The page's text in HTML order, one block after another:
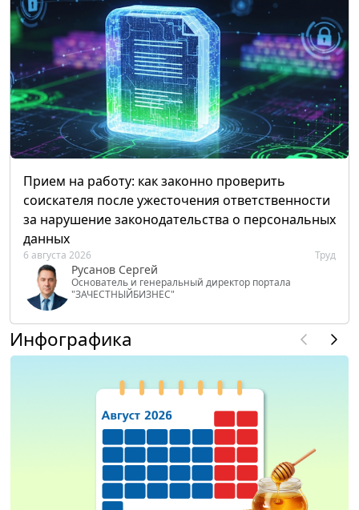
Прием на работу: как законно проверить
соискателя после ужесточения ответственности
за нарушение законодательства о персональных
данных
6 августа 2026 Труд
Русанов Сергей
Основатель и генеральный директор портала
"ЗАЧЕСТНЫЙБИЗНЕС"
Инфографика